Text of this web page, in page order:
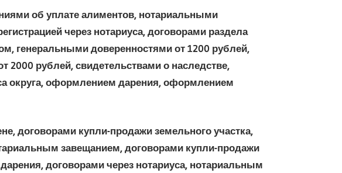
об уплате алиментов, нотариальными
через нотариуса, договорами раздела
генеральными доверенностями от 1200 рублей,
2000 рублей, свидетельствами о наследстве,
округа, оформлением дарения, оформлением
договорами купли-продажи земельного участка,
завещанием, договорами купли-продажи
договорами через нотариуса, нотариальным